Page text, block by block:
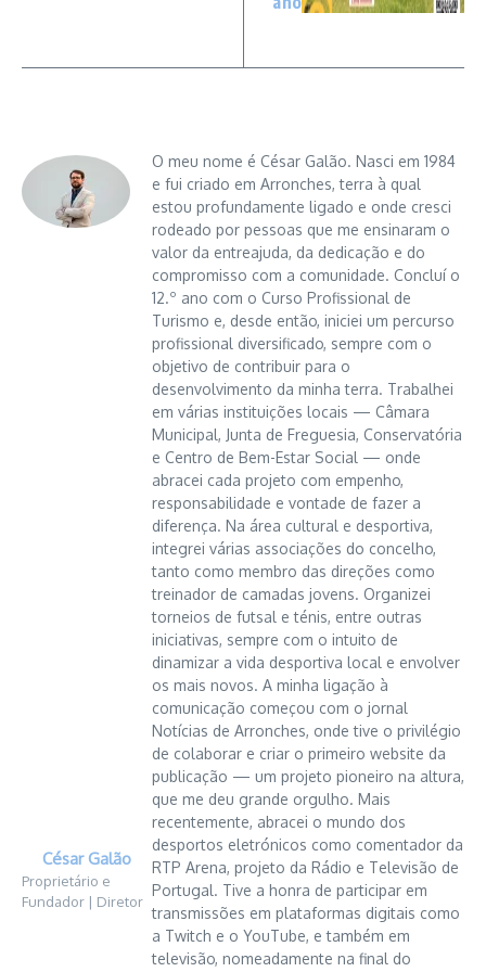
César Galão
Proprietário e
Fundador | Diretor
O meu nome é César Galão. Nasci em 1984
e fui criado em Arronches, terra à qual
estou profundamente ligado e onde cresci
rodeado por pessoas que me ensinaram o
valor da entreajuda, da dedicação e do
compromisso com a comunidade. Concluí o
12.º ano com o Curso Profissional de
Turismo e, desde então, iniciei um percurso
profissional diversificado, sempre com o
objetivo de contribuir para o
desenvolvimento da minha terra. Trabalhei
em várias instituições locais — Câmara
Municipal, Junta de Freguesia, Conservatória
e Centro de Bem-Estar Social — onde
abracei cada projeto com empenho,
responsabilidade e vontade de fazer a
diferença. Na área cultural e desportiva,
integrei várias associações do concelho,
tanto como membro das direções como
treinador de camadas jovens. Organizei
torneios de futsal e ténis, entre outras
iniciativas, sempre com o intuito de
dinamizar a vida desportiva local e envolver
os mais novos. A minha ligação à
comunicação começou com o jornal
Notícias de Arronches, onde tive o privilégio
de colaborar e criar o primeiro website da
publicação — um projeto pioneiro na altura,
que me deu grande orgulho. Mais
recentemente, abracei o mundo dos
desportos eletrónicos como comentador da
RTP Arena, projeto da Rádio e Televisão de
Portugal. Tive a honra de participar em
transmissões em plataformas digitais como
a Twitch e o YouTube, e também em
televisão, nomeadamente na final do